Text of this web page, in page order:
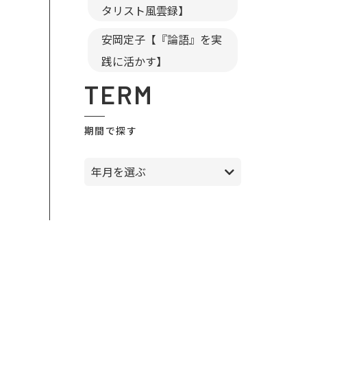
タリスト風雲録】
安岡定子【『論語』を実
践に活かす】
TERM
期間で探す
年月を選ぶ